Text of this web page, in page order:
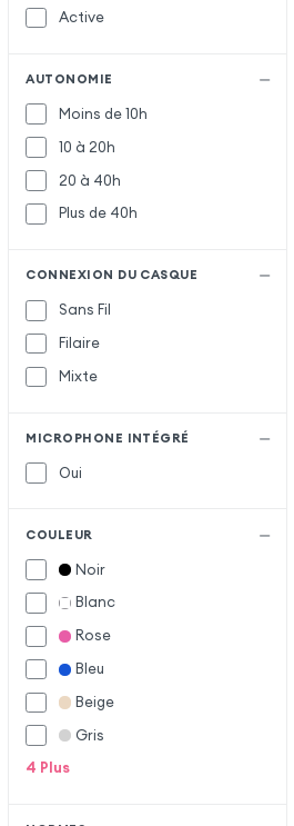
Active
AUTONOMIE
Moins de 10h
10 à 20h
20 à 40h
Plus de 40h
CONNEXION DU CASQUE
Sans Fil
Filaire
Mixte
MICROPHONE INTÉGRÉ
Oui
COULEUR
Noir
Blanc
Rose
Bleu
Beige
Gris
4 Plus